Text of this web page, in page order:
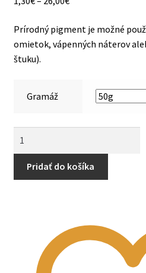
EN
1,30€
through
Prírodný pigment je možné
omietok, vápenných náterov
štuku).
Gramáž
Ultramarínová
modrá
Pridať do košíka